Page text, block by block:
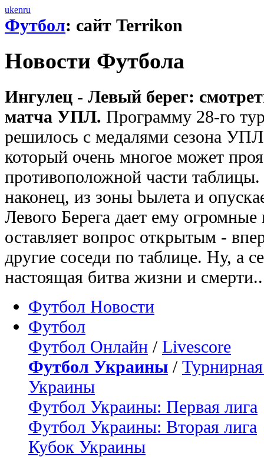
ukenru
Футбол: сайт Terrikon
Новости Футбола
Ингулец - Левый берег:
матча УПЛ. Программу 28-го
решилось с медалями сезона
который очень многое может
противоположной части
наконец, из зоны bылeта и
Левого Берега дает ему
оставляет вопрос открытым -
другие соседи по таблице. Ну, а
настоящая битва жизни и
Футбол Новости
Футбол
Футбол Онлайн / Livescore
Футбол Украины /
Украины
Футбол Украины: Первая лига
Футбол Украины: Вторая лига
Кубок Украины